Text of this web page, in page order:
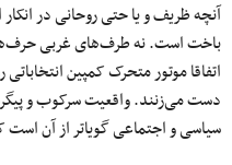
آنچه ظریف و یا حتی روحانی در
باخت است. نه طرف‌های غربی‌ حرف‌های
اتفاقا موتور متحرک کمپین‌
دست می‌زنند. واقعیت سرکوب و پیگرد
سیاسی و اجتماعی گویاتر از آن است